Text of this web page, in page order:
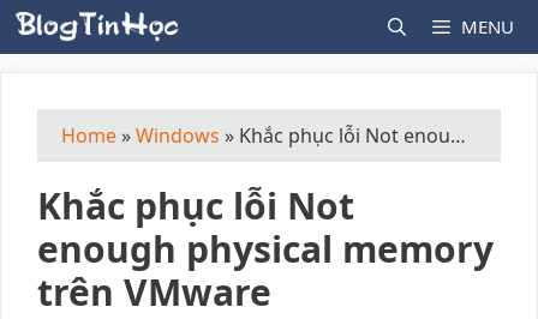
Skip
to
MENU
Home »Windows » Khắc phục lỗi Not enough physical memory trên VMware
Khắc phục lỗi Not
enough physical memory
trên VMware